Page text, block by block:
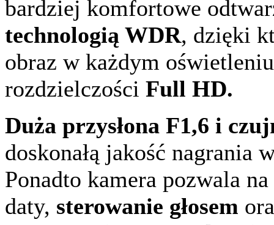
bardziej komfortowe
technologią WDR, dzięki
obraz w każdym
rozdzielczości Full HD.
Duża przysłona F1,6 i
doskonałą jakość nagrania
Ponadto kamera pozwala
daty, sterowanie głosem